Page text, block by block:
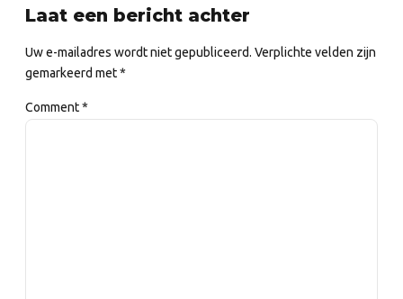
Laat een bericht achter
Uw e-mailadres wordt niet gepubliceerd. Verplichte velden zijn
gemarkeerd met *
Comment*